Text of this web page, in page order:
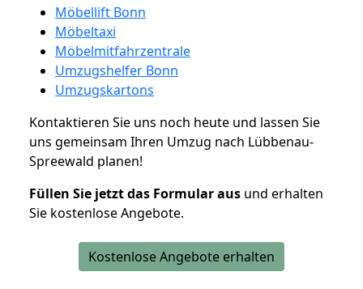
Möbellift Bonn
Möbeltaxi
Möbelmitfahrzentrale
Umzugshelfer Bonn
Umzugskartons
Kontaktieren Sie uns noch heute und lassen Sie
uns gemeinsam Ihren Umzug nach Lübbenau-
Spreewald planen!
Füllen Sie jetzt das Formular aus und erhalten
Sie kostenlose Angebote.
Kostenlose Angebote erhalten